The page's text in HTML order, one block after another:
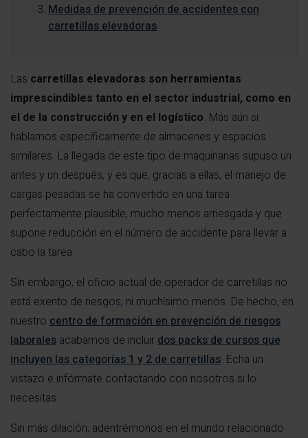
Medidas de prevención de accidentes con
carretillas elevadoras
Las carretillas elevadoras son herramientas
imprescindibles tanto en el sector industrial, como en
el de la construcción y en el logístico. Más aún si
hablamos específicamente de almacenes y espacios
similares. La llegada de este tipo de maquinarias supuso un
antes y un después, y es que, gracias a ellas, el manejo de
cargas pesadas se ha convertido en una tarea
perfectamente plausible, mucho menos arriesgada y que
supone reducción en el número de accidente para llevar a
cabo la tarea.
Sin embargo, el oficio actual de operador de carretillas no
está exento de riesgos, ni muchísimo menos. De hecho, en
nuestro centro de formación en prevención de riesgos
laborales acabamos de incluir dos packs de cursos que
incluyen las categorías 1 y 2 de carretillas. Echa un
vistazo e infórmate contactando con nosotros si lo
necesitas.
Sin más dilación, adentrémonos en el mundo relacionado